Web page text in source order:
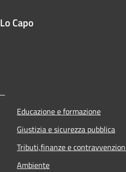
Capo
Educazione e formazione
Giustizia e sicurezza pubblica
Tributi,finanze e
Ambiente